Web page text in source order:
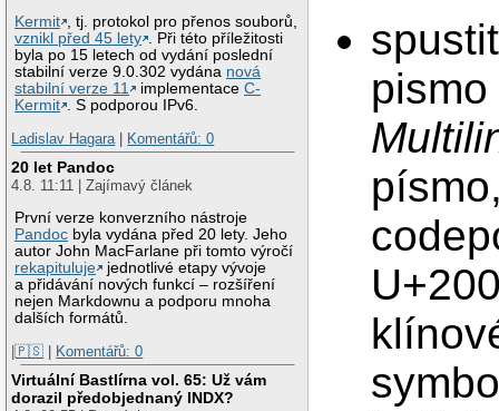
Kermit , tj. protokol pro přenos souborů,
vznikl před 45 lety . Při této příležitosti
byla po 15 letech od vydání poslední
stabilní verze 9.0.302 vydána nová
stabilní verze 11
implementaceC-
Kermit . S podporou IPv6.
Ladislav Hagara | Komentářů: 0
20 let Pandoc
4.8. 11:11 | Zajímavý článek
První verze konverzního nástroje
Pandoc byla vydána před 20 lety. Jeho
autor John MacFarlane při tomto výročí
rekapituluje
jednotlivé etapy vývoje
a přidávání nových funkcí – rozšíření
nejen Markdownu a podporu mnoha
dalších formátů.
|🇵🇸 | Komentářů: 0
Virtuální Bastlírna vol. 65: Už vám
dorazil předobjednaný INDX?
pismo